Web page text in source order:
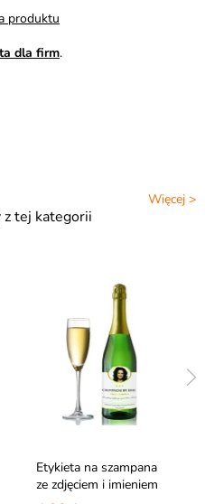
produktu
dla firm.
Więcej >
z tej kategorii
Etykieta na szampana
ze zdjęciem i imieniem